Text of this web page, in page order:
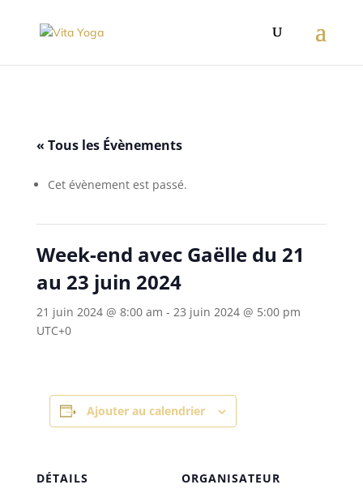
« Tous les Évènements
Cet évènement est passé.
Week-end avec Gaëlle du 21
au 23 juin 2024
21 juin 2024 @ 8:00 am - 23 juin 2024 @ 5:00 pm
UTC+0
Ajouter au calendrier
DÉTAILS
ORGANISATEUR